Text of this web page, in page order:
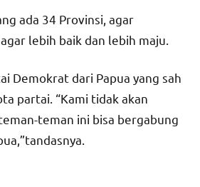
ada 34 Provinsi, agar
lebih baik dan lebih maju.
Demokrat dari Papua yang sah
partai. “Kami tidak akan
teman ini bisa bergabung